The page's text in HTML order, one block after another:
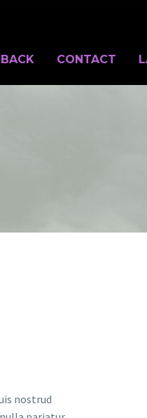
CONTACT
nostrud